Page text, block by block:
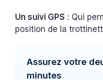
Un suivi GPS : Qui
position de la
Assurez votre
minutes